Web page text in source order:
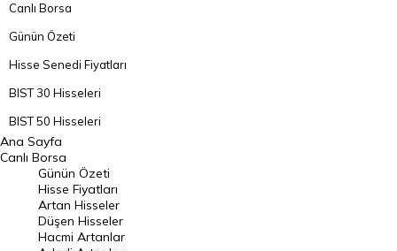
Canlı Borsa
Günün Özeti
Hisse Senedi Fiyatları
BIST 30 Hisseleri
BIST 50 Hisseleri
BIST 100 Hisseleri
En Çok Artan Hisseler
En Çok Düşen Hisseler
Hacmi Artanlar
Ana Sayfa
Canlı Borsa
Günün Özeti
Hisse Fiyatları
Artan Hisseler
Düşen Hisseler
Hacmi Artanlar